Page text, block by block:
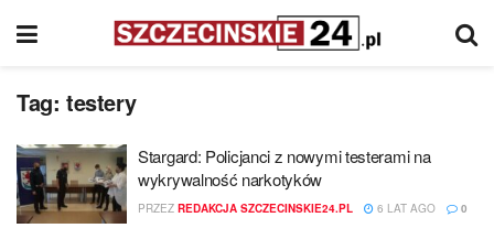
Tag: testery
Stargard: Policjanci z nowymi testerami na
wykrywalność narkotyków
PRZEZ REDAKCJA SZCZECINSKIE24.PL 6 LAT AGO 0